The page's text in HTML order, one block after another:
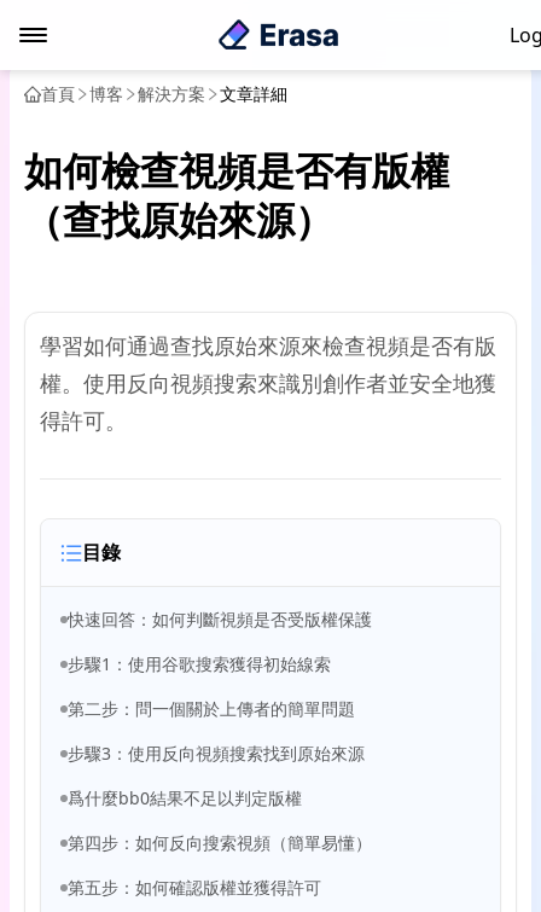
首頁 博客 解決方案 文章詳細
如何檢查視頻是否有版權
（查找原始來源）
學習如何通過查找原始來源來檢查視頻是否有版
權。使用反向視頻搜索來識別創作者並安全地獲
得許可。
目錄
快速回答：如何判斷視頻是否受版權保護
步驟1：使用谷歌搜索獲得初始線索
第二步：問一個關於上傳者的簡單問題
步驟3：使用反向視頻搜索找到原始來源
爲什麼bb0結果不足以判定版權
第四步：如何反向搜索視頻（簡單易懂）
第五步：如何確認版權並獲得許可